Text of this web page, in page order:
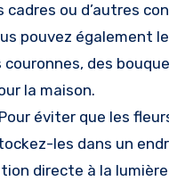
cadres ou d’autres
pouvez également
couronnes, des
la maison.
éviter que les
les dans un
directe à la